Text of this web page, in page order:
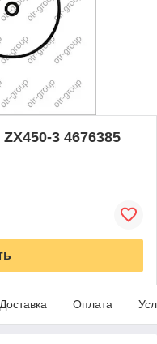
3 4676385
Доставка Оплата